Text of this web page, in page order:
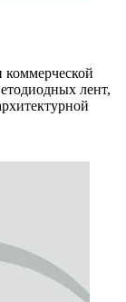
коммерческой
лент,